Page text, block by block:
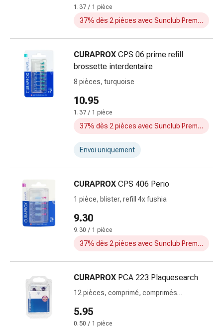
Sutures
cutanées
adhésives
colle
tissulaire
Pommade
vésicante
Tampons
Hygiène
Douleurs
auriculaires
Gouttes
yeux
Inflammation
Pansements
ophtalmiques
Hygiène
1.37 / 1 pièce
37% dès 2 pièces avec Sunclub Premium
CURAPROX CPS 06 prime refill
brossette interdentaire
8 pièces, turquoise
10.95
1.37 / 1 pièce
37% dès 2 pièces avec Sunclub Premium
Envoi uniquement
CURAPROX CPS 406 Perio
1 pièce, blister, refill 4x fushia
9.30
9.30 / 1 pièce
37% dès 2 pièces avec Sunclub Premium
CURAPROX PCA 223 Plaquesearch
12 pièces, comprimé, comprimés
5.95
0.50 / 1 pièce